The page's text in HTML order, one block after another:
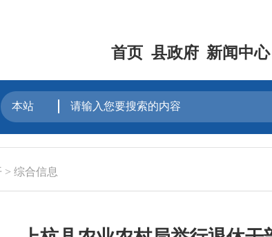
首页 县政府 新闻中心
> 综合信息